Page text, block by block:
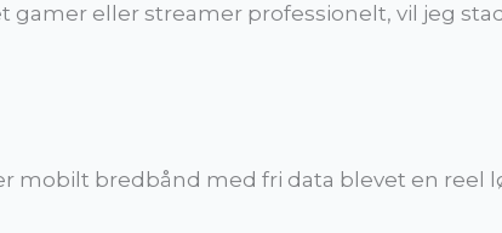
eller streamer professionelt, vil jeg
mobilt bredbånd med fri data blevet en reel